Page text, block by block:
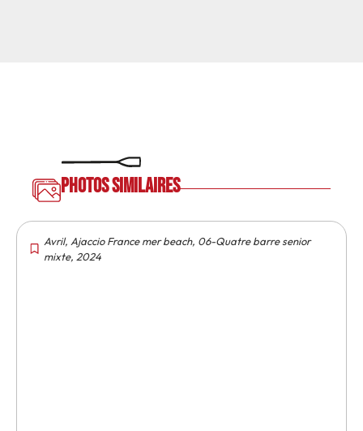
Photos similaires
Avril, Ajaccio France mer beach, 06-Quatre barre senior
mixte, 2024